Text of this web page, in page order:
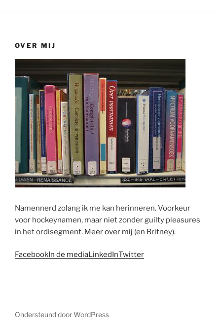
OVER MIJ
Namennerd zolang ik me kan herinneren. Voorkeur
voor hockeynamen, maar niet zonder guilty pleasures
in het ordisegment. Meer over mij (en Britney).
FacebookIn de mediaLinkedInTwitter
Ondersteund door WordPress